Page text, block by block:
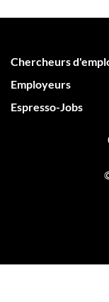
Chercheurs
Employeurs
Espresso-Jobs